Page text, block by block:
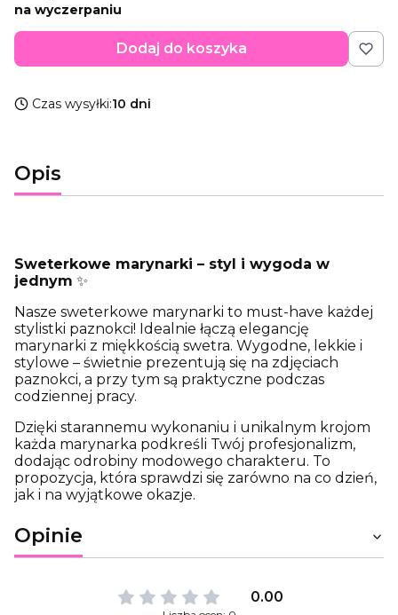
na wyczerpaniu
Dodaj do koszyka
Czas wysyłki:10 dni
Opis
Sweterkowe marynarki – styl i wygoda w
jednym ✨
Nasze sweterkowe marynarki to must-have każdej
stylistki paznokci! Idealnie łączą elegancję
marynarki z miękkością swetra. Wygodne, lekkie i
stylowe – świetnie prezentują się na zdjęciach
paznokci, a przy tym są praktyczne podczas
codziennej pracy.
Dzięki starannemu wykonaniu i unikalnym krojom
każda marynarka podkreśli Twój profesjonalizm,
dodając odrobiny modowego charakteru. To
propozycja, która sprawdzi się zarówno na co dzień,
jak i na wyjątkowe okazje.
Opinie
0.00